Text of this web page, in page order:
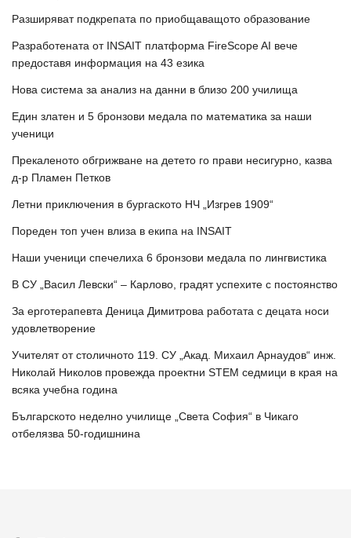
Разширяват подкрепата по приобщаващото образование
Разработената от INSAIT платформа FireScope AI вече
предоставя информация на 43 езика
Нова система за анализ на данни в близо 200 училища
Един златен и 5 бронзови медала по математика за наши
ученици
Прекаленото обгрижване на детето го прави несигурно, казва
д-р Пламен Петков
Летни приключения в бургаското НЧ „Изгрев 1909“
Пореден топ учен влиза в екипа на INSAIT
Наши ученици спечелиха 6 бронзови медала по лингвистика
В СУ „Васил Левски“ – Карлово, градят успехите с постоянство
За ерготерапевта Деница Димитрова работата с децата носи
удовлетворение
Учителят от столичното 119. СУ „Акад. Михаил Арнаудов“ инж.
Николай Николов провежда проектни STEM седмици в края на
всяка учебна година
Българското неделно училище „Света София“ в Чикаго
отбелязва 50-годишнина